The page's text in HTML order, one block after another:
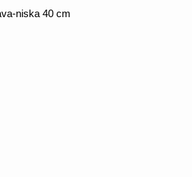
niska 40 cm